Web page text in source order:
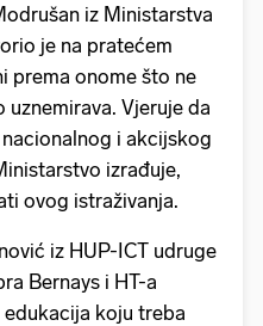
iz Ministarstva
je na pratećem
prema onome što ne
Vjeruje da
i akcijskog
izrađuje,
ovog istraživanja.
iz HUP-ICT udruge
Bernays i HT-a
koju treba